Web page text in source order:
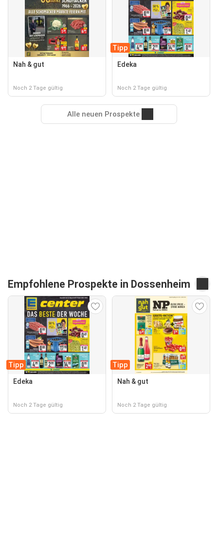
Nah & gut
Noch 2 Tage gültig
Tipp
Edeka
Noch 2 Tage gültig
Alle neuen Prospekte
Empfohlene Prospekte in Dossenheim
Tipp
Edeka
Noch 2 Tage gültig
Tipp
Nah & gut
Noch 2 Tage gültig